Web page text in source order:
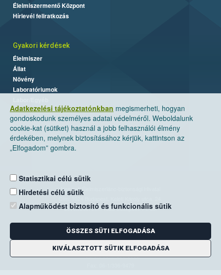
Adatkezelési tájékoztatónkban megismerheti, hogyan
gondoskodunk személyes adatai védelméről. Weboldalunk
cookie-kat (sütiket) használ a jobb felhasználói élmény
érdekében, melynek biztosításához kérjük, kattintson az
„Elfogadom” gombra.
Statisztikai célú sütik
Hirdetési célú sütik
Alapműködést biztosító és funkcionális sütik
ÖSSZES SÜTI ELFOGADÁSA
KIVÁLASZTOTT SÜTIK ELFOGADÁSA
Élelmiszermentő Központ
Hírlevél feliratkozás
Gyakori kérdések
Élelmiszer
Állat
Növény
Laboratóriumok
Nemzeti Élelmiszerlánc-biztonsági Hivatal
Levelezési cím: 1525 Budapest. Pf. 30.
E-mail:ugyfelszolgalat@nebih.gov.hu
Zöld szám: 06-80/263-244
Telefon: 06-1/ 336-9000